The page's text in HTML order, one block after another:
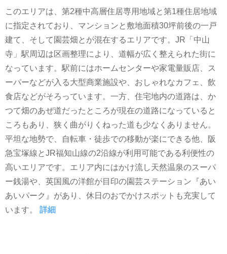
このエリアは、第2種中高層住居専用地域と第1種住居地域
に指定されており、マンションと敷地面積30坪前後の一戸
建て、そして園芸畑とが混在するエリアです。JR「中山
寺」駅周辺は区画整理により、道幅が広く整えられた街に
なっています。駅前にはホームセンターや家電量販店、ス
ーパーなどが入る大型商業施設や、おしゃれなカフェ、飲
食店などがそろっています。一方、住宅地内の道路は、か
つて畑のあぜ道だったところが現在の道路になっていると
ころもあり、狭く曲がりくねった道も少なくありません。
平坦な地勢で、自転車・徒歩での移動が楽にできる他、阪
急宝塚線とJR福知山線の2沿線が利用可能である利便性の
高いエリアです。エリア内にはかけ流し天然温泉のスーパ
ー銭湯や、英国風の洋館が目印の園芸ステーション『あい
あいパーク』があり、休日のおでかけスポットも充実して
います。 詳細